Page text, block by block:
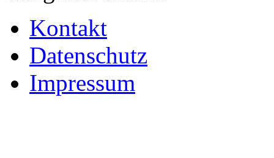
Kontakt
Datenschutz
Impressum